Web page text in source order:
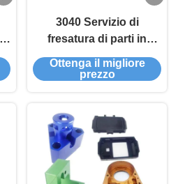
3040 Servizio di
fresatura di parti in
alluminio per la
lavorazione CNC in
Ottenga il migliore
prezzo